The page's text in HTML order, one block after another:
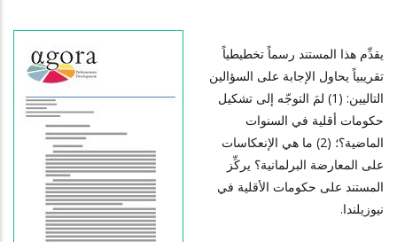
يقدِّم هذا المستند رسماً تخطيطياً
تقريبياً يحاول الإجابة على السؤالين
التاليين: (1) لمَ التوجّه إلى تشكيل
حكومات أقلية في السنوات
الماضية؟؛ (2) ما هي الإنعكاسات
على المعارضة البرلمانية؟ يركِّز
المستند على حكومات الأقلية في
نيوزيلندا.